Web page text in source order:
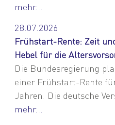
mehr...
28.07.2026
Frühstart-Rente: Zeit
Hebel für die
Die Bundesregierung
einer Frühstart-Rente
Jahren. Die deutsche
mehr...